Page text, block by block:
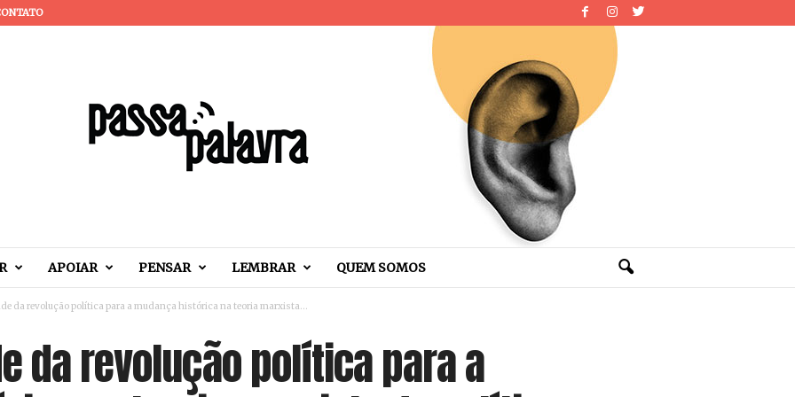
APOIAR PENSAR LEMBRAR QUEM SOMOS
da revolução política para a mudança histórica na teoria marxista...
da revolução política para a